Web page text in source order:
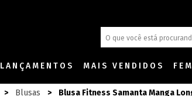
LANÇAMENTOS MAIS VENDIDOS
Blusas Blusa Fitness Samanta Manga